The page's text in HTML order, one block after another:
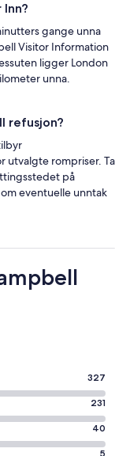
gange unna
Visitor Information
ligger London
unna.
refusjon?
utvalgte rompriser. Ta
på
eventuelle unntak
327
231
40
5